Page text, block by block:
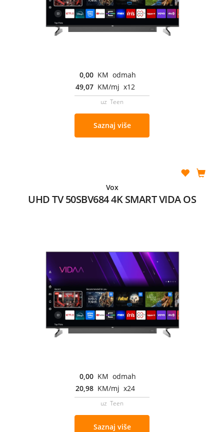
0,00 KM odmah
49,07 KM/mj x12
uz Teen
Saznaj više
Vox
UHD TV 50SBV684 4K SMART VIDA OS
0,00 KM odmah
20,98 KM/mj x24
uz Teen
Saznaj više